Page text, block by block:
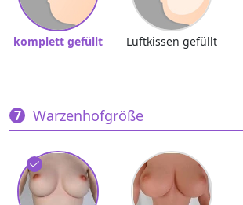
komplett gefüllt Luftkissen gefüllt
Warzenhofgröße